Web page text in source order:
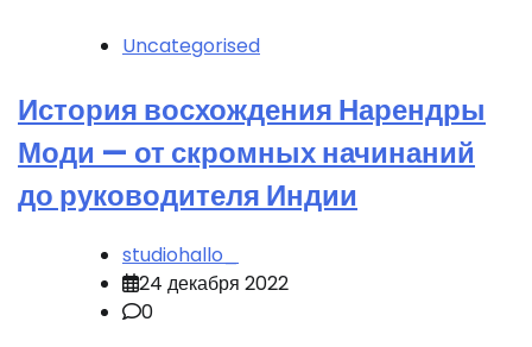
Uncategorised
История восхождения Нарендры
Моди — от скромных начинаний
до руководителя Индии
studiohallo_
24 декабря 2022
0